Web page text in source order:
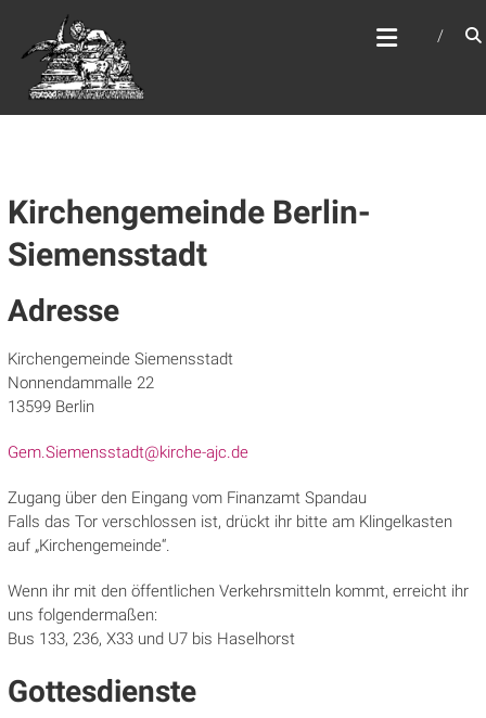
springen
WEBSITE DES
APOSTELAMTES JESU
CHRISTI KÖR
Kirchengemeinde Berlin-
Siemensstadt
Adresse
Kirchengemeinde Siemensstadt
Nonnendammalle 22
13599 Berlin
Gem.Siemensstadt@kirche-ajc.de
Zugang über den Eingang vom Finanzamt Spandau
Falls das Tor verschlossen ist, drückt ihr bitte am Klingelkasten
auf „Kirchengemeinde“.
Wenn ihr mit den öffentlichen Verkehrsmitteln kommt, erreicht ihr
uns folgendermaßen:
Bus 133, 236, X33 und U7 bis Haselhorst
Gottesdienste